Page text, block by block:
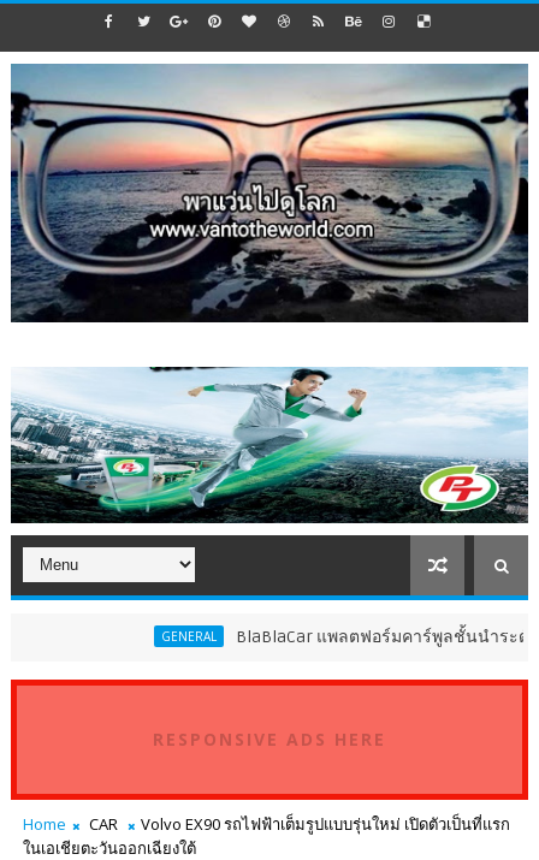
BlaBlaCar แพลตฟอร์มคาร์พูลชั้นนำระดับโลก ประกาศ
RESPONSIVE ADS HERE
Home CAR
Volvo EX90 รถไฟฟ้าเต็มรูปแบบรุ่นใหม่ เปิดตัวเป็นที่แรก
ในเอเชียตะวันออกเฉียงใต้